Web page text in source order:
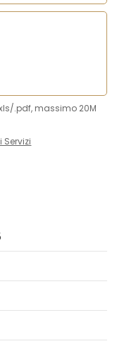
.pdf, massimo 20M
Servizi